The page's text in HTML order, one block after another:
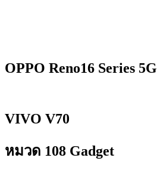
OPPO Reno16 Series 5G
VIVO V70
หมวด 108 Gadget